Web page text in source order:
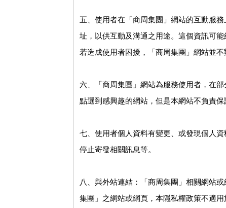
五、使用者在「商周集團」網站的互動服
址，以供互動及溝通之用途。這個資訊可
若造成使用者困擾，「商周集團」網站並不
六、「商周集團」網站為服務使用者，在
點選到感興趣的網站，但是本網站不負責
七、使用者個人資料有變更、或發現個人
停止寄發相關訊息等。
八、與外站連結：「商周集團」相關網站
集團」之網站或網頁，本隱私權政策不適